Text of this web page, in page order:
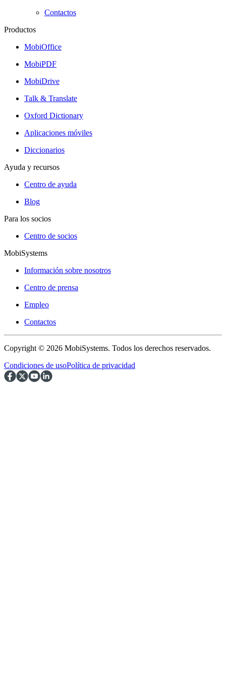
Contactos
Productos
MobiOffice
MobiPDF
MobiDrive
Talk & Translate
Oxford Dictionary
Aplicaciones móviles
Diccionarios
Ayuda y recursos
Centro de ayuda
Blog
Para los socios
Centro de socios
MobiSystems
Información sobre nosotros
Centro de prensa
Empleo
Contactos
Copyright © 2026 MobiSystems. Todos los derechos reservados.
Condiciones de usoPolítica de privacidad